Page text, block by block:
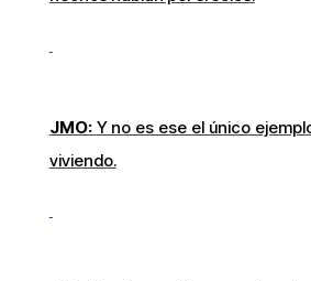
JMO: Y no es ese el único
viviendo.